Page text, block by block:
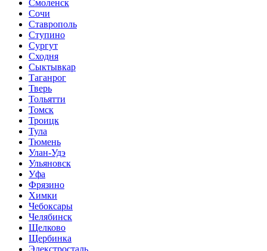
Смоленск
Сочи
Ставрополь
Ступино
Сургут
Сходня
Сыктывкар
Таганрог
Тверь
Тольятти
Томск
Троицк
Тула
Тюмень
Улан-Удэ
Ульяновск
Уфа
Фрязино
Химки
Чебоксары
Челябинск
Щелково
Щербинка
Элекстросталь